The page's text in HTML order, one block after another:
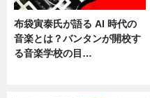
布袋寅泰氏が語る AI 時代の
音楽とは？バンタンが開校す
る音楽学校の目…